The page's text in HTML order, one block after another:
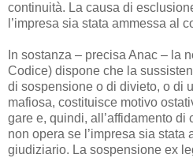
continuità. La causa di
l’impresa sia stata ammessa al
In sostanza – precisa Anac – la
Codice) dispone che la
di sospensione o di divieto, o di
mafiosa, costituisce motivo
gare e, quindi, all’affidamento di
non opera se l’impresa sia stata
giudiziario. La sospensione ex